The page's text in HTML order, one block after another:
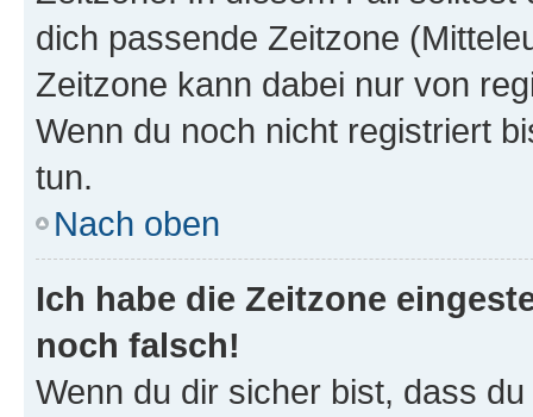
dich passende Zeitzone
Zeitzone kann dabei nur von
Wenn du noch nicht registriert
tun.
Nach oben
Ich habe die Zeitzone
noch falsch!
Wenn du dir sicher bist, dass